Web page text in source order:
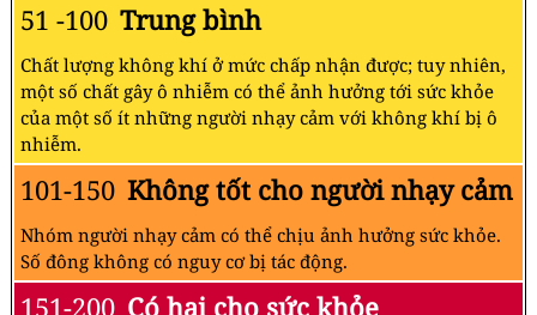
51 -100 Trung bình
Chất lượng không khí ở mức chấp nhận được; tuy nhiên,
một số chất gây ô nhiễm có thể ảnh hưởng tới sức khỏe
của một số ít những người nhạy cảm với không khí bị ô
nhiễm.
101-150 Không tốt cho người nhạy cảm
Nhóm người nhạy cảm có thể chịu ảnh hưởng sức khỏe.
Số đông không có nguy cơ bị tác động.
151-200 Có hại cho sức khỏe